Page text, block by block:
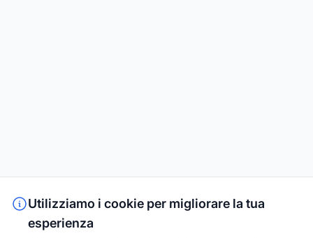
Utilizziamo i cookie per migliorare la tua
esperienza